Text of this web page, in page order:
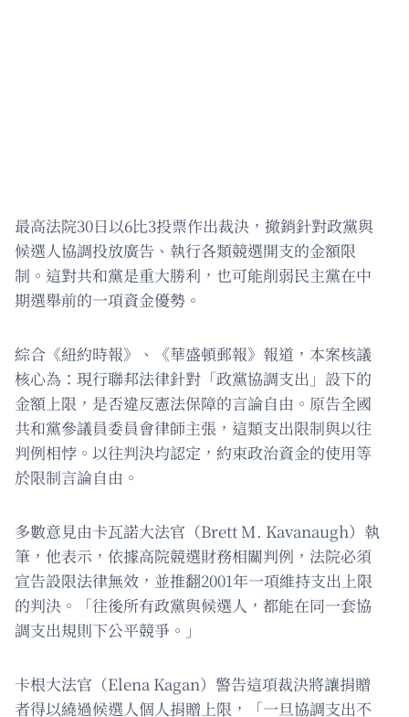
最高法院30日以6比3投票作出裁決，撤銷針對政黨與
候選人協調投放廣告、執行各類競選開支的金額限
制。這對共和黨是重大勝利，也可能削弱民主黨在中
期選舉前的一項資金優勢。
綜合《紐約時報》、《華盛頓郵報》報道，本案核議
核心為：現行聯邦法律針對「政黨協調支出」設下的
金額上限，是否違反憲法保障的言論自由。原告全國
共和黨參議員委員會律師主張，這類支出限制與以往
判例相悖。以往判決均認定，約束政治資金的使用等
於限制言論自由。
多數意見由卡瓦諾大法官（Brett M. Kavanaugh）執
筆，他表示，依據高院競選財務相關判例，法院必須
宣告設限法律無效，並推翻2001年一項維持支出上限
的判決。「往後所有政黨與候選人，都能在同一套協
調支出規則下公平競爭。」
卡根大法官（Elena Kagan）警告這項裁決將讓捐贈
者得以繞過候選人個人捐贈上限，「一旦協調支出不